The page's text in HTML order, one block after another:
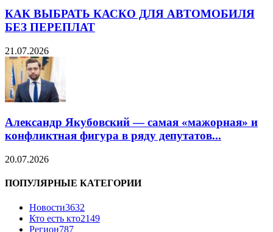
КАК ВЫБРАТЬ КАСКО ДЛЯ АВТОМОБИЛЯ
БЕЗ ПЕРЕПЛАТ
21.07.2026
Александр Якубовский — самая «мажорная» и
конфликтная фигура в ряду депутатов...
20.07.2026
ПОПУЛЯРНЫЕ КАТЕГОРИИ
Новости3632
Кто есть кто2149
Регион787